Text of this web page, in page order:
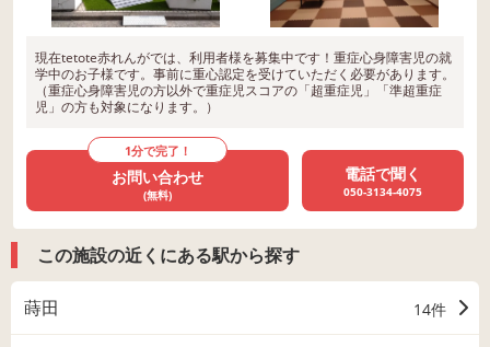
現在tetote赤れんがでは、利用者様を募集中です！重症心身障害児の就
学中のお子様です。事前に重心認定を受けていただく必要があります。
（重症心身障害児の方以外で重症児スコアの「超重症児」「準超重症
児」の方も対象になります。）
1分で完了！
お問い合わせ
(無料)
電話で聞く
050-3134-4075
この施設の近くにある駅から探す
蒔田 14件